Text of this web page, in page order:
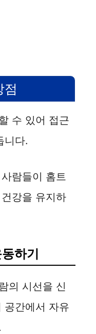
점
수 있어 접근
니다.
람들이 홈트
강을 유지하
하기
의 시선을 신
공간에서 자유